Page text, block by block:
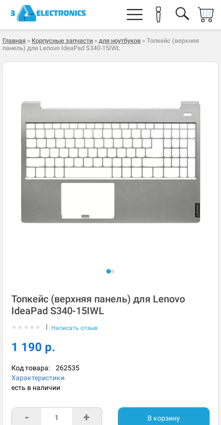
Главная » Корпусные запчасти » для ноутбуков » Топкейс (верхняя
панель) для Lenovo IdeaPad S340-15IWL
Топкейс (верхняя панель) для Lenovo
IdeaPad S340-15IWL
★ ★ ★ ★ ★ | Написать отзыв
1 190 р.
Код товара: 262535
Характеристики
есть в наличии
- + В корзину